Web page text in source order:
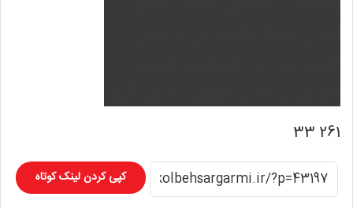
261 33
کپی کردن لینک کوتاه